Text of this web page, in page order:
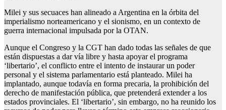
Milei y sus secuaces han alineado a Argentina en la órbita del
imperialismo norteamericano y el sionismo, en un contexto de
guerra internacional impulsada por la OTAN.
Aunque el Congreso y la CGT han dado todas las señales de que
están dispuestas a dar vía libre y hasta apoyar el programa
‘libertario’, el conflicto entre el intento de instaurar un poder
personal y el sistema parlamentario está planteado. Milei ha
implantado, aunque todavía en forma precaria, la prohibición del
derecho de manifestación pública, que pretenderá extender a los
estados provinciales. El ‘libertario’, sin embargo, no ha reunido los